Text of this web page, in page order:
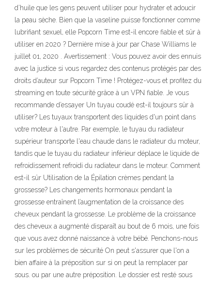
d’huile que les gens peuvent utiliser pour hydrater et adoucir
la peau sèche. Bien que la vaseline puisse fonctionner comme
lubrifiant sexuel, elle Popcorn Time est-il encore fiable et sûr à
utiliser en 2020 ? Dernière mise à jour par Chase Williams le
juillet 01, 2020 . Avertissement : Vous pouvez avoir des ennuis
avec la justice si vous regardez des contenus protégés par des
droits d’auteur sur Popcorn Time ! Protégez-vous et profitez du
streaming en toute sécurité grâce à un VPN fiable. Je vous
recommande d’essayer Un tuyau coudé est-il toujours sûr à
utiliser? Les tuyaux transportent des liquides d'un point dans
votre moteur à l'autre. Par exemple, le tuyau du radiateur
supérieur transporte l'eau chaude dans le radiateur du moteur,
tandis que le tuyau du radiateur inférieur déplace le liquide de
refroidissement refroidi du radiateur dans le moteur. Comment
est-il sûr Utilisation de la Épilation crèmes pendant la
grossesse? Les changements hormonaux pendant la
grossesse entraînent l’augmentation de la croissance des
cheveux pendant la grossesse. Le problème de la croissance
des cheveux a augmenté disparaît au bout de 6 mois, une fois
que vous avez donné naissance à votre bébé. Penchons-nous
sur les problèmes de sécurité On peut s'assurer que l'on a
bien affaire à la préposition sur si on peut la remplacer par
sous. ou par une autre préposition. Le dossier est resté sous